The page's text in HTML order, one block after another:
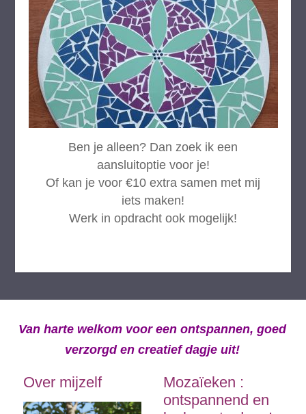
Ben je alleen? Dan zoek ik een
aansluitoptie voor je!
Of kan je voor €10 extra samen met mij
iets maken!
Werk in opdracht ook mogelijk!
Van harte welkom voor een ontspannen, goed
verzorgd en creatief dagje uit!
Over mijzelf
Mozaïeken :
ontspannend en